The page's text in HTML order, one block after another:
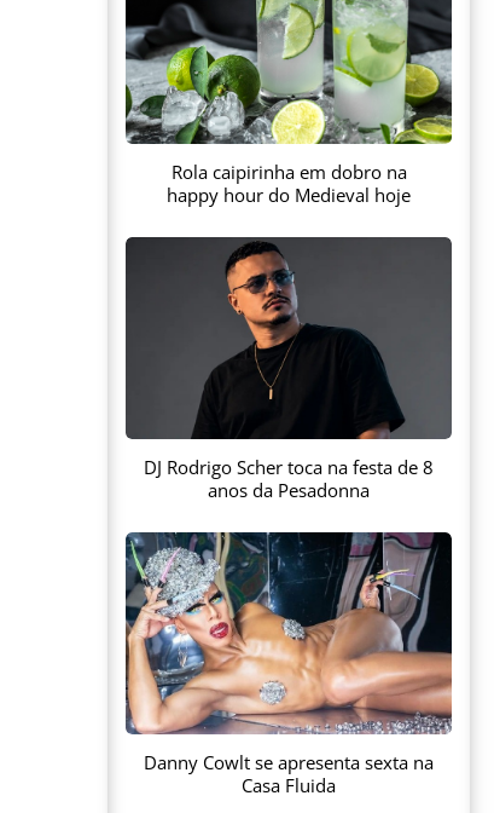
Rola caipirinha em dobro na
happy hour do Medieval hoje
DJ Rodrigo Scher toca na festa de 8
anos da Pesadonna
Danny Cowlt se apresenta sexta na
Casa Fluida